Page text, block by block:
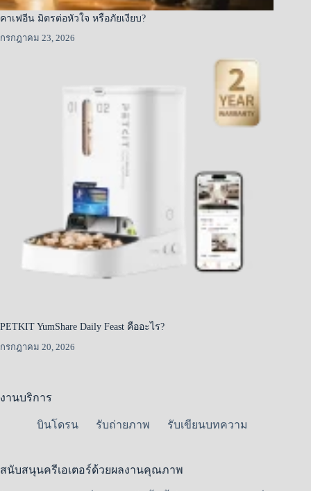
คาเฟอีน มิตรต่อหัวใจ หรือภัยเงียบ?
กรกฎาคม 23, 2026
PETKIT YumShare Daily Feast คืออะไร?
กรกฎาคม 20, 2026
งานบริการ
บินโดรน รับถ่ายภาพ รับเขียนบทความ
สนับสนุนครีเอเตอร์ด้วยผลงานคุณภาพ